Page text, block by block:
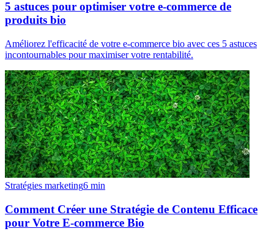
5 astuces pour optimiser votre e-commerce de
produits bio
Améliorez l'efficacité de votre e-commerce bio avec ces 5 astuces
incontournables pour maximiser votre rentabilité.
Stratégies marketing6 min
Comment Créer une Stratégie de Contenu Efficace
pour Votre E-commerce Bio